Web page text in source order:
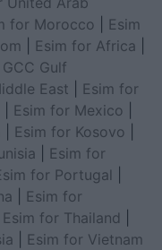
for Morocco
Esim
Esim for Africa
Gulf
East
Esim for
Esim for Mexico
Esim for Kosovo
Esim for
for Portugal
Esim for
Esim for Thailand
Esim for Vietnam